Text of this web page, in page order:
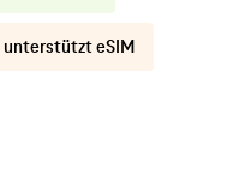
unterstützt eSIM